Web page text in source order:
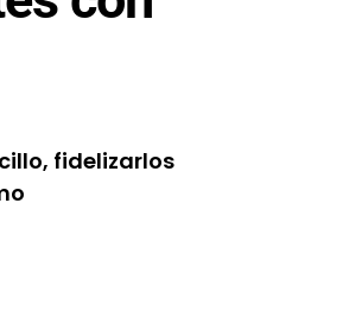
fidelizarlos